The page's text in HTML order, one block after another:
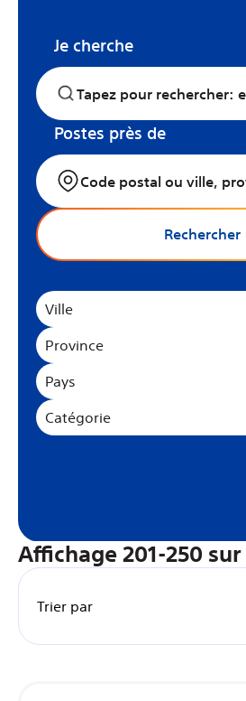
Je cherche
Postes près de
Rechercher
Ville
Province
Pays
Catégorie
Affichage 201-250 sur
Trier par